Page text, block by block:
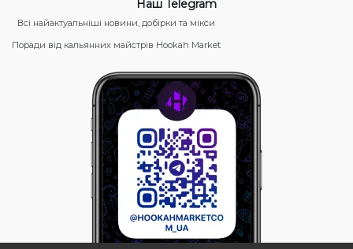
Наш Telegram
Всі найактуальніші новини, добірки та мікси
Поради від кальянних майстрів Hookah Market